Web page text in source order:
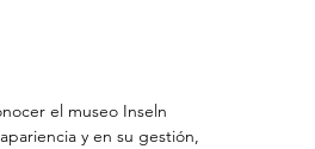
el museo Inseln
y en su gestión,